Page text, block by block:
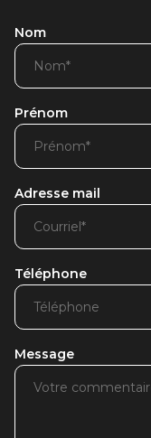
Nom
Prénom
Adresse mail
Téléphone
Message